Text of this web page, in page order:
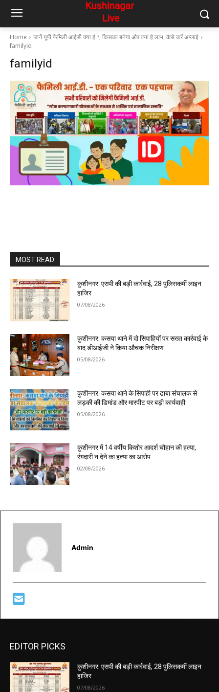
Home
जानें यूपी फैमिली आईडी क्या है ?, किसका बनेगा और क्या है लाभ, कैसे करें अप्लाई
familyid
familyid
MOST READ
कुशीनगर: एसपी की बड़ी कार्रवाई, 28 पुलिसकर्मी लाइन
हाजिर
07/08/2026
कुशीनगर: कसया थाने में दो सिपाहियों पर सख्त कार्रवाई के
बाद डीआईजी ने किया औचक निरीक्षण
05/08/2026
कुशीनगर: कसया थाने के सिपाही पर ढाबा संचालक से
लड़की की डिमांड और मारपीट पर बड़ी कार्यवाही
05/08/2026
कुशीनगर में 14 वर्षीय किशोर आदर्श चौहान की हत्या,
रंगदारी न देने का हत्या का आरोप
02/08/2026
Admin
EDITOR PICKS
कुशीनगर: एसपी की बड़ी कार्रवाई, 28 पुलिसकर्मी लाइन
हाजिर
07/08/2026